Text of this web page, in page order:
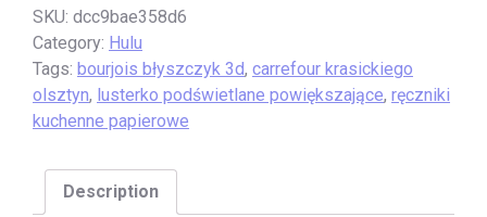
SKU: dcc9bae358d6
Category: Hulu
Tags: bourjois błyszczyk 3d, carrefour krasickiego
olsztyn, lusterko podświetlane powiększające, ręczniki
kuchenne papierowe
Description